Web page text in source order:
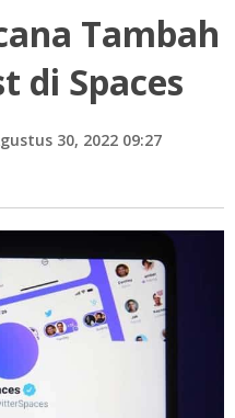
Tambah
di Spaces
30, 2022 09:27